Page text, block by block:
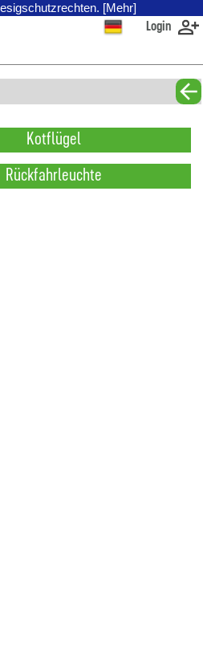
[Mehr]
Login
Kotflügel
Rückfahrleuchte